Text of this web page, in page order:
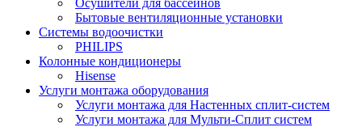
Бытовые вентиляционные установки
Системы водоочистки
PHILIPS
Колонные кондиционеры
Hisense
Услуги монтажа оборудования
Услуги монтажа для Настенных сплит-систем
Услуги монтажа для Мульти-Сплит систем